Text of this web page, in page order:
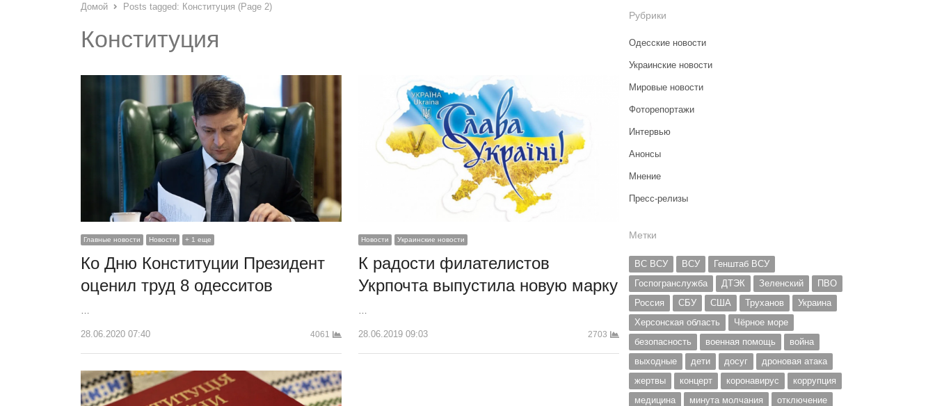
Домой Posts tagged: Конституция (Page 2)
Конституция
Главные новости Новости + 1 еще
Ко Дню Конституции Президент
оценил труд 8 одесситов
…
28.06.2020 07:40 4061
Новости Украинские новости
К радости филателистов
Укрпочта выпустила новую марку
28.06.2019 09:03 2703
Рубрики
Одесские новости
Украинские новости
Мировые новости
Фоторепортажи
Интервью
Анонсы
Мнение
Пресс-релизы
Метки
ВС ВСУ ВСУ
Генштаб ВСУ
Госпогранслужба
ДТЭК Зеленский
ПВО
Россия
СБУ США Труханов
Украина
Херсонская область
Чёрное море
безопасность
военная помощь
война
выходные
дети досуг
дроновая атака
жертвы
концерт коронавирус
коррупция
медицина
минута молчания
отключение